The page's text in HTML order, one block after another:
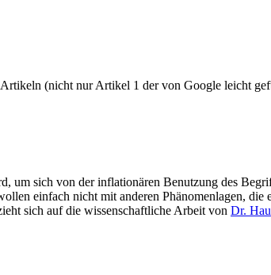
(nicht nur Artikel 1 der von Google leicht
um sich von der inflationären Benutzung des
einfach nicht mit anderen Phänomenlagen,
sich auf die wissenschaftliche Arbeit von Dr.